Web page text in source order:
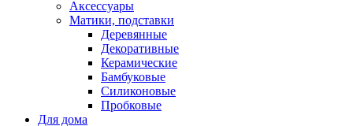
Аксессуары
Матики, подставки
Деревянные
Декоративные
Керамические
Бамбуковые
Силиконовые
Пробковые
Для дома